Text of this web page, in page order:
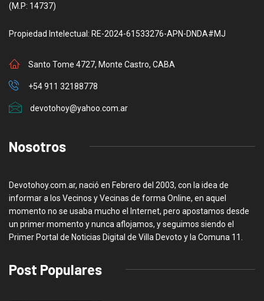
(M.P: 14737)
Propiedad Intelectual: RE-2024-61533276-APN-DNDA#MJ
Santo Tome 4727, Monte Castro, CABA
+54 911 32188778
devotohoy@yahoo.com.ar
Nosotros
Devotohoy.com.ar, nació en Febrero del 2003, con la idea de
informar a los Vecinos y Vecinas de forma Online, en aquel
momento no se usaba mucho el Internet, pero apostamos desde
un primer momento y nunca aflojamos, y seguimos siendo el
Primer Portal de Noticias Digital de Villa Devoto y la Comuna 11.
Post Populares